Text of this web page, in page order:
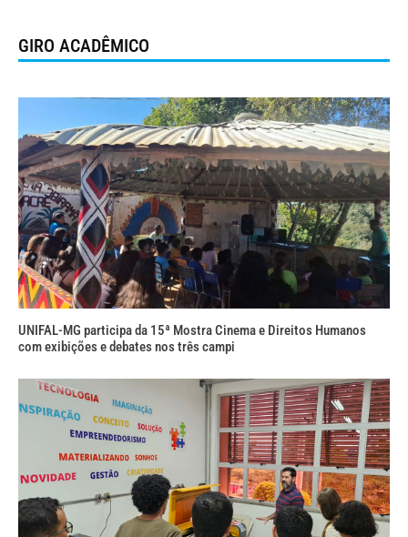
GIRO ACADÊMICO
UNIFAL-MG participa da 15ª Mostra Cinema e Direitos Humanos
com exibições e debates nos três campi